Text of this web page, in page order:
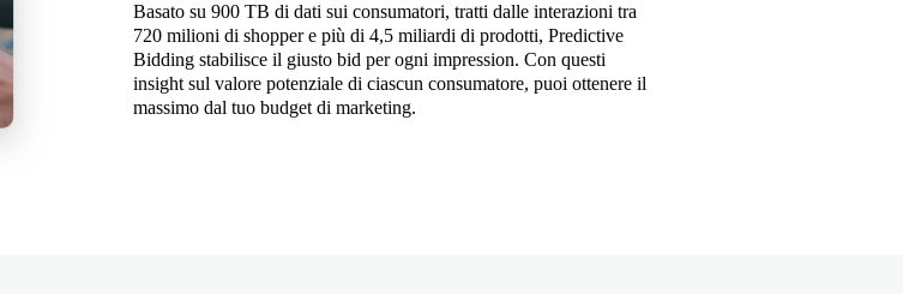
Basato su 900 TB di dati sui consumatori, tratti dalle interazioni tra
720 milioni di shopper e più di 4,5 miliardi di prodotti, Predictive
Bidding stabilisce il giusto bid per ogni impression. Con questi
insight sul valore potenziale di ciascun consumatore, puoi ottenere il
massimo dal tuo budget di marketing.